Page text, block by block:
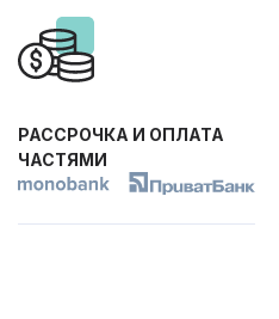
РАССРОЧКА И ОПЛАТА
ЧАСТЯМИ